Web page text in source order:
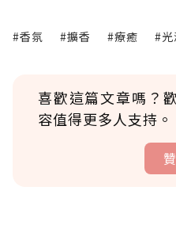
#香氛 #擴香 #療癒 #光
喜歡這篇文章嗎？
容值得更多人支持。